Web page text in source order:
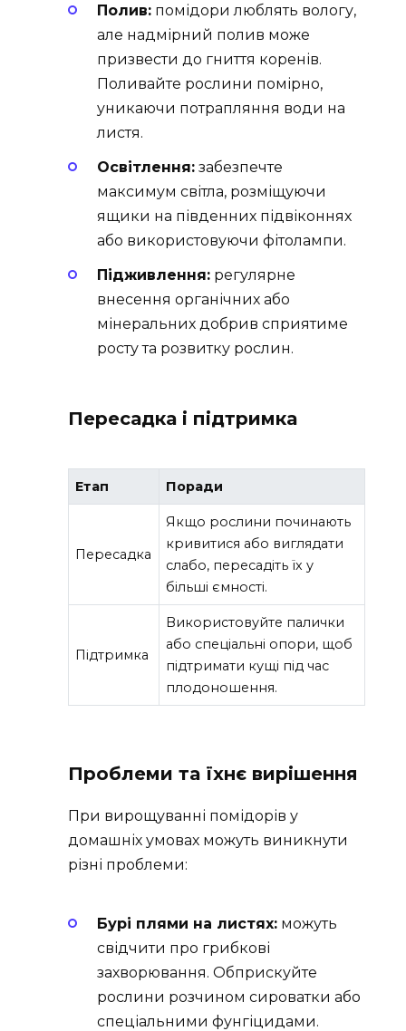
Полив: помідори люблять вологу,
але надмірний полив може
призвести до гниття коренів.
Поливайте рослини помірно,
уникаючи потрапляння води на
листя.
Освітлення: забезпечте
максимум світла, розміщуючи
ящики на південних підвіконнях
або використовуючи фітолампи.
Підживлення: регулярне
внесення органічних або
мінеральних добрив сприятиме
росту та розвитку рослин.
Пересадка і підтримка
Етап Поради
Пересадка
Якщо рослини починають
кривитися або виглядати
слабо, пересадіть їх у
більші ємності.
Підтримка
Використовуйте палички
або спеціальні опори, щоб
підтримати кущі під час
плодоношення.
Проблеми та їхнє вирішення
При вирощуванні помідорів у
домашніх умовах можуть виникнути
різні проблеми:
Бурі плями на листях: можуть
свідчити про грибкові
захворювання. Обприскуйте
рослини розчином сироватки або
спеціальними фунгіцидами.